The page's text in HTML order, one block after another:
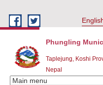
Phungling
Taplejung, Koshi
Nepal